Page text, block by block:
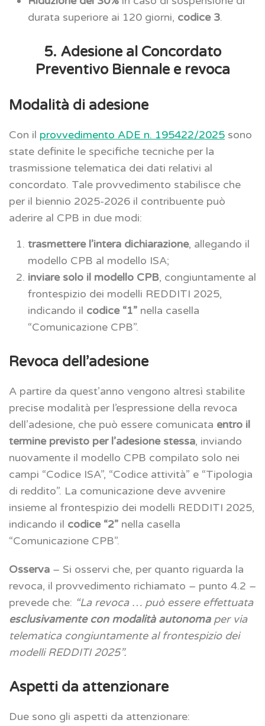
durata superiore ai 120 giorni, codice 3.
5. Adesione al Concordato
Preventivo Biennale e revoca
Modalità di adesione
Con il provvedimento ADE n. 195422/2025 sono
state definite le specifiche tecniche per la
trasmissione telematica dei dati relativi al
concordato. Tale provvedimento stabilisce che
per il biennio 2025-2026 il contribuente può
aderire al CPB in due modi:
trasmettere l’intera dichiarazione, allegando il
modello CPB al modello ISA;
inviare solo il modello CPB, congiuntamente al
frontespizio dei modelli REDDITI 2025,
indicando il codice “1” nella casella
“Comunicazione CPB”.
Revoca dell’adesione
A partire da quest’anno vengono altresì stabilite
precise modalità per l’espressione della revoca
dell’adesione, che può essere comunicata entro il
termine previsto per l’adesione stessa, inviando
nuovamente il modello CPB compilato solo nei
campi “Codice ISA”, “Codice attività” e “Tipologia
di reddito”. La comunicazione deve avvenire
insieme al frontespizio dei modelli REDDITI 2025,
indicando il codice “2” nella casella
“Comunicazione CPB”.
Osserva – Si osservi che, per quanto riguarda la
revoca, il provvedimento richiamato – punto 4.2 –
prevede che: “La revoca … può essere effettuata
esclusivamente con modalità autonomaper via
telematica congiuntamente al frontespizio dei
modelli REDDITI 2025”.
Aspetti da attenzionare
Due sono gli aspetti da attenzionare: